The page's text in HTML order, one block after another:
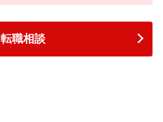
転職相談